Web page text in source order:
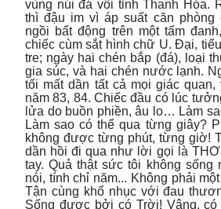
vùng núi đá vôi tỉnh Thanh Hóa.
thì đậu im vì áp suất căn phòng
ngồi bất động trên một tấm
chiếc cùm sắt hình chữ U. Đại,
tre; ngày hai chén bắp (đá), loại
gia súc, và hai chén nước lạnh.
tối mất dần tất cả mọi giác
năm 83, 84. Chiếc đầu có lúc
lửa do buồn phiền, âu lo… Làm
Làm sao có thể qua từng giây?
không được từng phút, từng giờ!
dần hồi đi qua như lời gọi là
tay. Quả thật sức tôi không sống
nói, tính chỉ năm... Không phải
Tận cùng khổ nhục với đau
Sống được bởi có Trời! Vâng,